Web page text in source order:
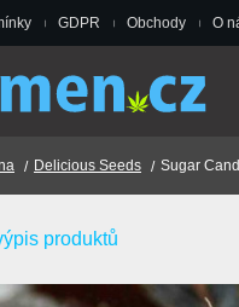
GDPR Obchody O
Delicious Seeds Sugar
produktů